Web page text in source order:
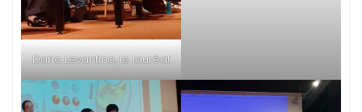
Dario Levantino, le lauréat